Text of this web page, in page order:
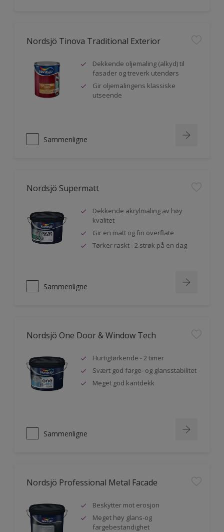
Nordsjö Tinova Traditional Exterior
Dekkende oljemaling (alkyd) til
fasader og treverk utendørs
Gir oljemalingens klassiske
utseende
Sammenligne
Nordsjö Supermatt
Dekkende akrylmaling av høy
kvalitet
Gir en matt og fin overflate
Tørker raskt - 2 strøk på en dag
Sammenligne
Nordsjö One Door & Window Tech
Hurtigtørkende - 2 timer
Svært god farge- og glansstabilitet
Meget god kantdekk
Sammenligne
Nordsjö Professional Metal Facade
Beskytter mot erosjon
Meget høy glans-og
fargebestandighet